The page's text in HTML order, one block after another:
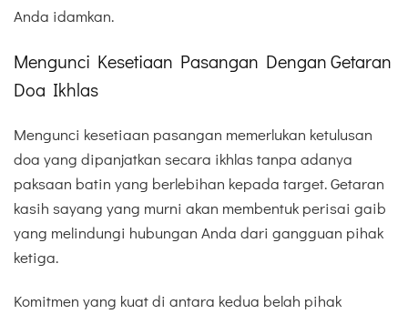
Anda idamkan.
Mengunci Kesetiaan Pasangan Dengan Getaran
Doa Ikhlas
Mengunci kesetiaan pasangan memerlukan ketulusan
doa yang dipanjatkan secara ikhlas tanpa adanya
paksaan batin yang berlebihan kepada target. Getaran
kasih sayang yang murni akan membentuk perisai gaib
yang melindungi hubungan Anda dari gangguan pihak
ketiga.
Komitmen yang kuat di antara kedua belah pihak